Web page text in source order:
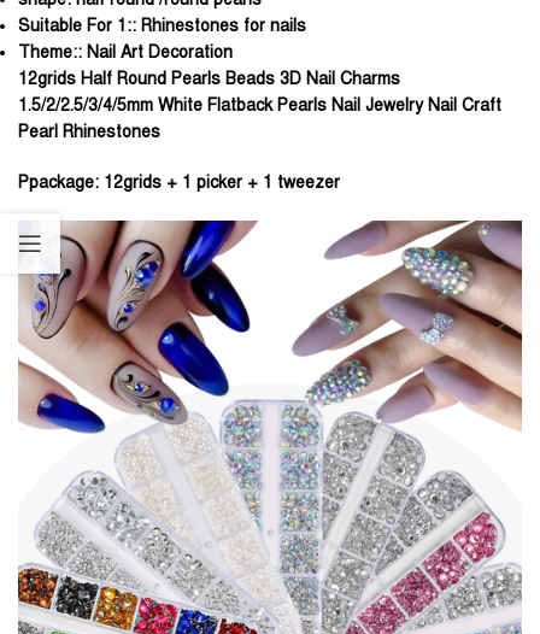
Suitable For 1:: Rhinestones for nails
Theme:: Nail Art Decoration
12grids Half Round Pearls Beads 3D Nail Charms
1.5/2/2.5/3/4/5mm White Flatback Pearls Nail Jewelry Nail Craft
Pearl Rhinestones
Ppackage: 12grids + 1 picker + 1 tweezer